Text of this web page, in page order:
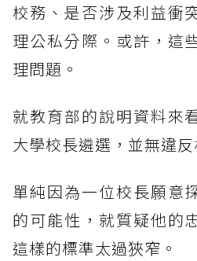
校務、是否涉及利益衝
理公私分際。或許，這
理問題。
就教育部的說明資料來
大學校長遴選，並無違反
單純因為一位校長願意
的可能性，就質疑他的
這樣的標準太過狹窄。